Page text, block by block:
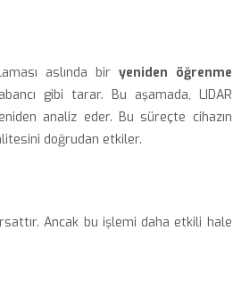
aslında bir yeniden öğrenme
gibi tarar. Bu aşamada, LIDAR
analiz eder. Bu süreçte cihazın
doğrudan etkiler.
Ancak bu işlemi daha etkili hale